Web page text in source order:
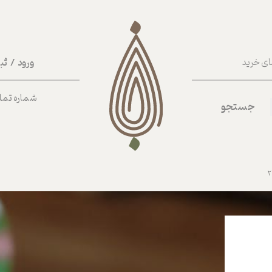
ورود /
حساب
تغییر
خرید
شماره
جستجو